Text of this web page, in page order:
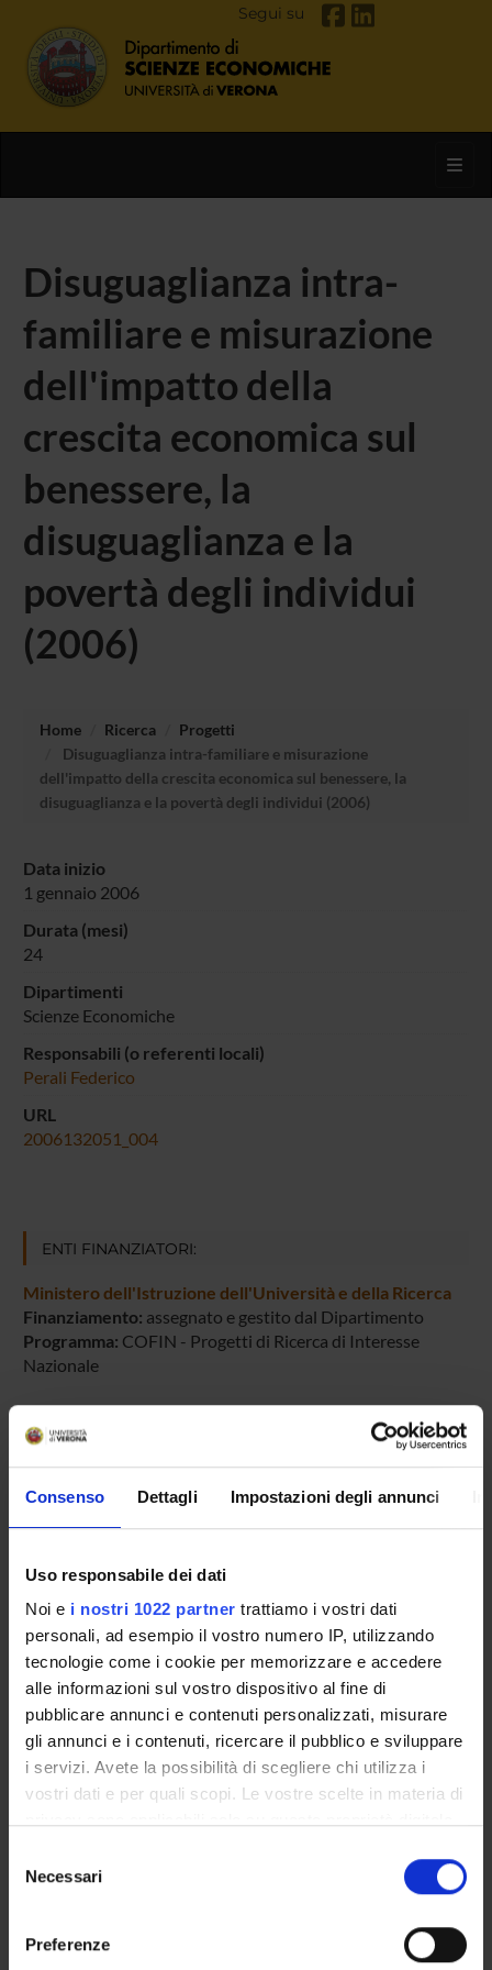
Consenso Dettagli Impostazioni degli annunci
Uso responsabile dei dati
Noi e i nostri 1022 partner trattiamo i vostri dati
personali, ad esempio il vostro numero IP, utilizzando
tecnologie come i cookie per memorizzare e accedere
alle informazioni sul vostro dispositivo al fine di
pubblicare annunci e contenuti personalizzati, misurare
gli annunci e i contenuti, ricercare il pubblico e sviluppare
i servizi. Avete la possibilità di scegliere chi utilizza i
vostri dati e per quali scopi. Le vostre scelte in materia di
modificare o revocare il proprio consenso in qualsiasi
momento dalla Dichiarazione sui cookie o facendo clic
delNecessari
Preferenze
Segui su
Disuguaglianza intra-
familiare e misurazione
dell'impatto della
crescita economica sul
benessere, la
disuguaglianza e la
povertà degli individui
(2006)
Home Ricerca
Progetti
Disuguaglianza intra-familiare e misurazione
dell'impatto della crescita economica sul benessere, la
disuguaglianza e la povertà degli individui (2006)
Data inizio
1 gennaio 2006
Durata (mesi)
24
Dipartimenti
Scienze Economiche
Responsabili (o referenti locali)
Perali Federico
URL
2006132051_004
ENTI FINANZIATORI:
Ministero dell'Istruzione dell'Università e della Ricerca
Finanziamento: assegnato e gestito dal Dipartimento
Programma: COFIN - Progetti di Ricerca di Interesse
Nazionale
Eugenio Peluso
Professore ordinario
ATTIVITÀ
AREE DI RICERCA
DOTTORATI DI RICERCA
CENTRI DI RICERCA